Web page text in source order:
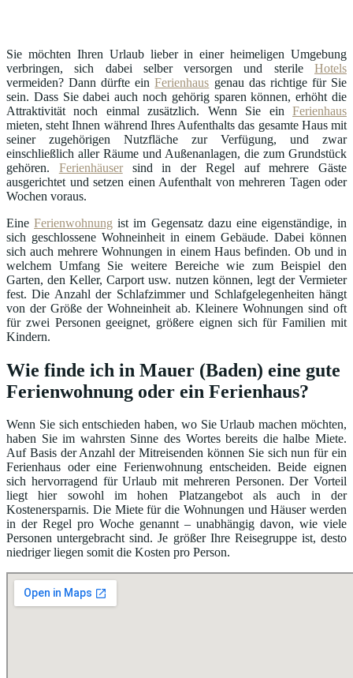
Sie möchten Ihren Urlaub lieber in einer heimeligen Umgebung
verbringen, sich dabei selber versorgen und sterile Hotels
vermeiden? Dann dürfte einFerienhaus genau das richtige für Sie
sein. Dass Sie dabei auch noch gehörig sparen können, erhöht die
Attraktivität noch einmal zusätzlich. Wenn Sie ein Ferienhaus
mieten, steht Ihnen während Ihres Aufenthalts das gesamte Haus mit
seiner zugehörigen Nutzfläche zur Verfügung, und zwar
einschließlich aller Räume und Außenanlagen, die zum Grundstück
gehören. Ferienhäusersind in der Regel auf mehrere Gäste
ausgerichtet und setzen einen Aufenthalt von mehreren Tagen oder
Wochen voraus.
EineFerienwohnung ist im Gegensatz dazu eine eigenständige, in
sich geschlossene Wohneinheit in einem Gebäude. Dabei können
sich auch mehrere Wohnungen in einem Haus befinden. Ob und in
welchem Umfang Sie weitere Bereiche wie zum Beispiel den
Garten, den Keller, Carport usw. nutzen können, legt der Vermieter
fest. Die Anzahl der Schlafzimmer und Schlafgelegenheiten hängt
von der Größe der Wohneinheit ab. Kleinere Wohnungen sind oft
für zwei Personen geeignet, größere eignen sich für Familien mit
Kindern.
Wie finde ich in Mauer (Baden) eine gute
Ferienwohnung oder ein Ferienhaus?
Wenn Sie sich entschieden haben, wo Sie Urlaub machen möchten,
haben Sie im wahrsten Sinne des Wortes bereits die halbe Miete.
Auf Basis der Anzahl der Mitreisenden können Sie sich nun für ein
Ferienhaus oder eine Ferienwohnung entscheiden. Beide eignen
sich hervorragend für Urlaub mit mehreren Personen. Der Vorteil
liegt hier sowohl im hohen Platzangebot als auch in der
Kostenersparnis. Die Miete für die Wohnungen und Häuser werden
in der Regel pro Woche genannt – unabhängig davon, wie viele
Personen untergebracht sind. Je größer Ihre Reisegruppe ist, desto
niedriger liegen somit die Kosten pro Person.